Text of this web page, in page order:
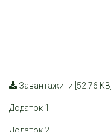
Завантажити [52.76 KB]
Додаток 1